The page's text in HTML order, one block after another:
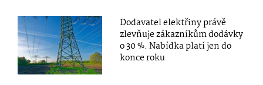
Dodavatel elektřiny právě
zlevňuje zákazníkům dodávky
o 30 %. Nabídka platí jen do
konce roku